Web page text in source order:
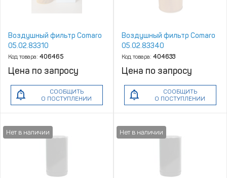
Воздушный фильтр Сomaro
05.02.83310
Код товара: 406465
Цена по запросу
СООБЩИТЬ
О ПОСТУПЛЕНИИ
Воздушный фильтр Сomaro
05.02.83340
Код товара: 404633
Цена по запросу
СООБЩИТЬ
О ПОСТУПЛЕНИИ